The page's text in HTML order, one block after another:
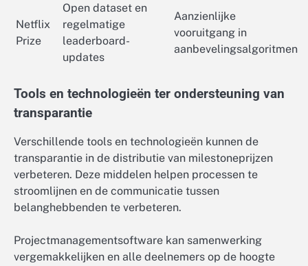
Netflix
Prize
Open dataset en
regelmatige
leaderboard-
updates
Aanzienlijke
vooruitgang in
aanbevelingsalgoritmen
Tools en technologieën ter ondersteuning van
transparantie
Verschillende tools en technologieën kunnen de
transparantie in de distributie van milestoneprijzen
verbeteren. Deze middelen helpen processen te
stroomlijnen en de communicatie tussen
belanghebbenden te verbeteren.
Projectmanagementsoftware kan samenwerking
vergemakkelijken en alle deelnemers op de hoogte